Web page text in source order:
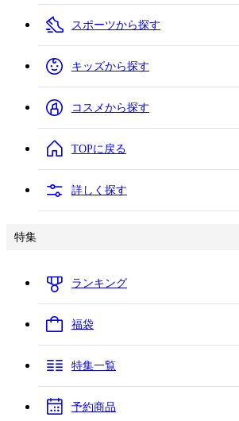
スポーツから探す
キッズから探す
コスメから探す
TOPに戻る
詳しく探す
特集
ランキング
福袋
特集一覧
予約商品